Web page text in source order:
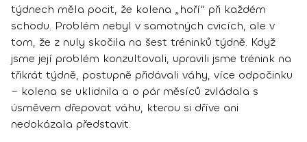
týdnech měla pocit, že kolena „hoří“ při každém
schodu. Problém nebyl v samotných cvicích, ale v
tom, že z nuly skočila na šest tréninků týdně. Když
jsme její problém konzultovali, upravili jsme trénink na
třikrát týdně, postupně přidávali váhy, více odpočinku
– kolena se uklidnila a o pár měsíců zvládala s
úsměvem dřepovat váhu, kterou si dříve ani
nedokázala představit.